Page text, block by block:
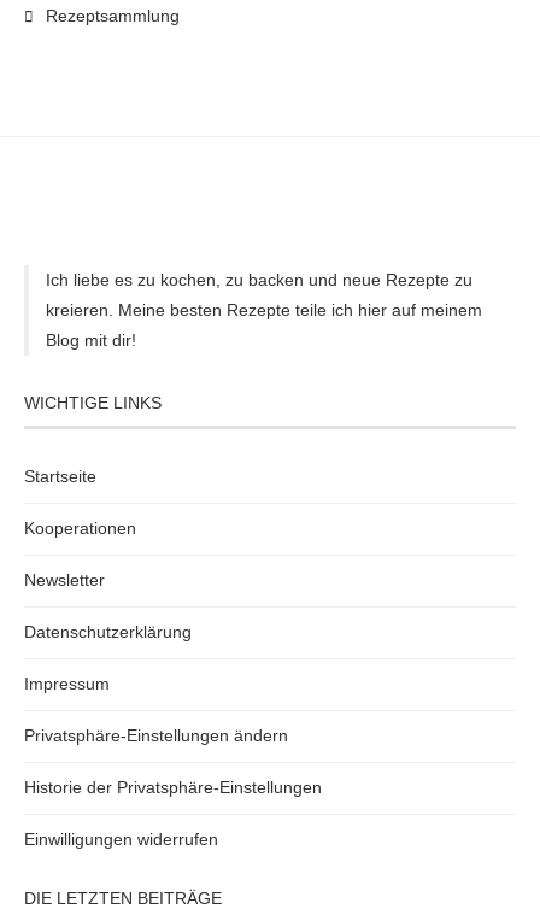
Rezeptsammlung
Ich liebe es zu kochen, zu backen und neue Rezepte zu
kreieren. Meine besten Rezepte teile ich hier auf meinem
Blog mit dir!
WICHTIGE LINKS
Startseite
Kooperationen
Newsletter
Datenschutzerklärung
Impressum
Privatsphäre-Einstellungen ändern
Historie der Privatsphäre-Einstellungen
Einwilligungen widerrufen
DIE LETZTEN BEITRÄGE